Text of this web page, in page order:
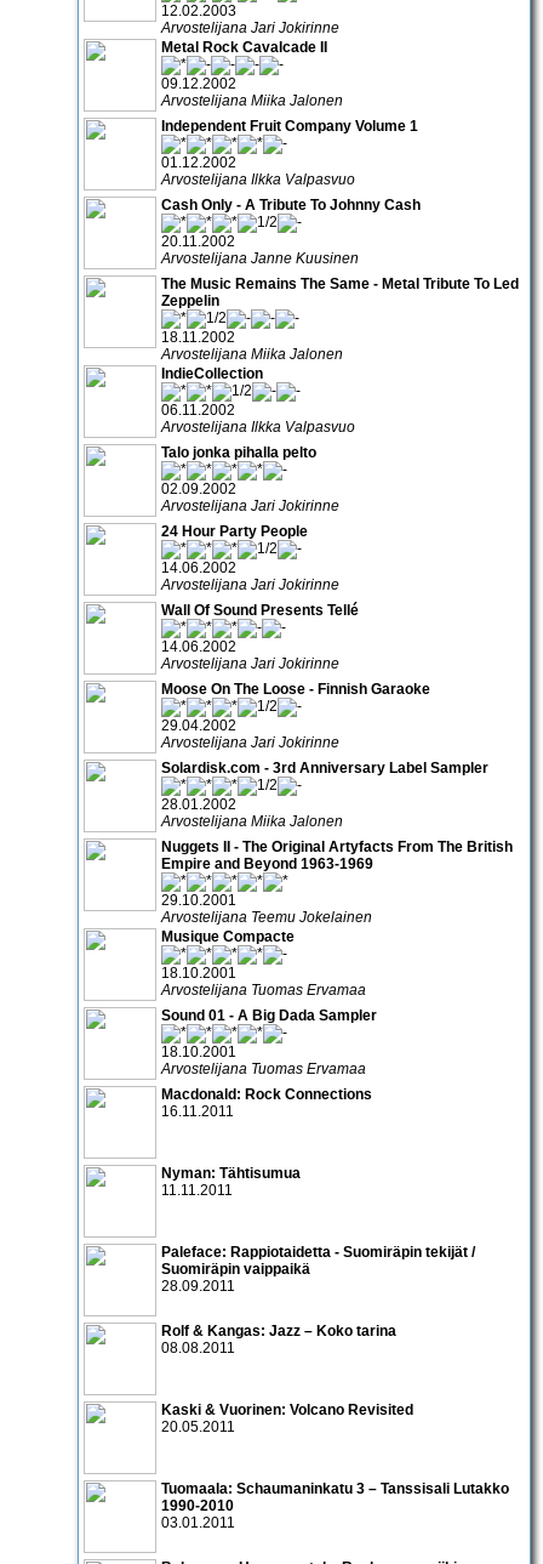
12.02.2003
Arvostelijana Jari Jokirinne
Metal Rock Cavalcade II
09.12.2002
Arvostelijana Miika Jalonen
Independent Fruit Company Volume 1
01.12.2002
Arvostelijana Ilkka Valpasvuo
Cash Only - A Tribute To Johnny Cash
20.11.2002
Arvostelijana Janne Kuusinen
The Music Remains The Same - Metal Tribute To Led
Zeppelin
18.11.2002
Arvostelijana Miika Jalonen
IndieCollection
06.11.2002
Arvostelijana Ilkka Valpasvuo
Talo jonka pihalla pelto
02.09.2002
Arvostelijana Jari Jokirinne
24 Hour Party People
14.06.2002
Arvostelijana Jari Jokirinne
Wall Of Sound Presents Tellé
14.06.2002
Arvostelijana Jari Jokirinne
Moose On The Loose - Finnish Garaoke
29.04.2002
Arvostelijana Jari Jokirinne
Solardisk.com - 3rd Anniversary Label Sampler
28.01.2002
Arvostelijana Miika Jalonen
Nuggets II - The Original Artyfacts From The British
Empire and Beyond 1963-1969
29.10.2001
Arvostelijana Teemu Jokelainen
Musique Compacte
18.10.2001
Arvostelijana Tuomas Ervamaa
Sound 01 - A Big Dada Sampler
18.10.2001
Arvostelijana Tuomas Ervamaa
Macdonald: Rock Connections
16.11.2011
Nyman: Tähtisumua
11.11.2011
Paleface: Rappiotaidetta - Suomiräpin tekijät /
Suomiräpin vaippaikä
28.09.2011
Rolf & Kangas: Jazz – Koko tarina
08.08.2011
Kaski & Vuorinen: Volcano Revisited
20.05.2011
Tuomaala: Schaumaninkatu 3 – Tanssisali Lutakko
1990­-2010
03.01.2011